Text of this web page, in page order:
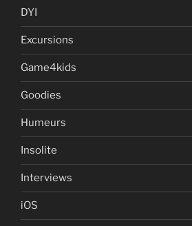
DYI
Excursions
Game4kids
Goodies
Humeurs
Insolite
Interviews
iOS